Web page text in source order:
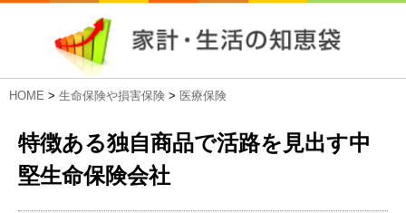
HOME > 生命保険や損害保険 > 医療保険
特徴ある独自商品で活路を見出す中
堅生命保険会社